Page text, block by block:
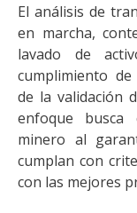
El análisis de
en marcha,
lavado de
cumplimiento de
de la validación
enfoque busca
minero al
cumplan con
con las mejores